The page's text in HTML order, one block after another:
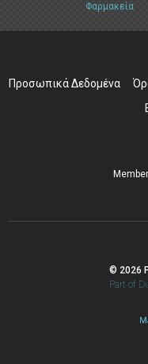
Φαρμακεία
Προσωπικά Δεδομένα
© 2026
Part of